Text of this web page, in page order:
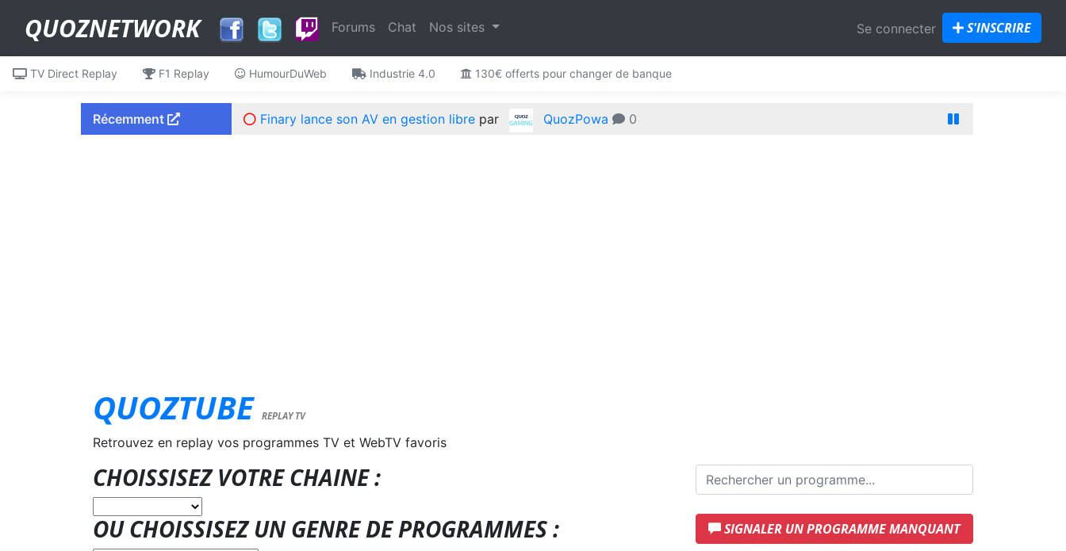
QUOZNETWORK Forums Chat Nos sites Se connecter S'INSCRIRE
TV Direct Replay F1 Replay HumourDuWeb Industrie 4.0 130€ offerts pour changer de banque
Récemment Finary lance son AV en gestion libre par QuozPowa 0
QUOZTUBE REPLAY TV
Retrouvez en replay vos programmes TV et WebTV favoris
CHOISSISEZ VOTRE CHAINE :
OU CHOISSISEZ UN GENRE DE PROGRAMMES :
SIGNALER UN PROGRAMME MANQUANT